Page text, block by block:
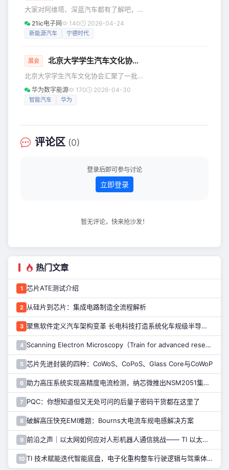
运绿色干线中，交能融合发展的可视化
范本。 极速补能更无惧复杂工况 本次路
跑项目全程达1116公里，聚焦新疆煤炭
多、地形复杂甚至
大家对阿维塔、深蓝汽车都有了解吧，
这两大汽车品牌将要进行战略性整合
了！日前，在长安汽车集团全球战略发
进行战略性整合，到2030年形成150万
50万辆，深蓝汽车100万辆。 我们先来
介绍一下这两大汽车品牌：阿维塔科技
成立于2018年，由长安汽车、华为、宁
21ic电子网 140 2026-04-24
新能源汽车 宁德时代
展会 北京大学学生汽车文化协会走进
北京大学学生汽车文化协会汇聚了一批
对汽车科技抱有浓厚兴趣与研究能力的
优秀青年学子，始终致力于链接产业前
动域等前沿技术趋势的理解，打造学生
团体与顶尖科技企业互动的新范式。 4
车展览会在中国国际展览中心（顺义
馆）和首都国际会展中心举行，华为
华为数字能源 170 2026-04-30
智能汽车 华为
评论区 (0)
登录后即可参与讨论
立即登录
暂无评论，快来抢沙发！
热门文章
1 芯片ATE测试介绍
2 从硅片到芯片：集成电路制造全流程解析
3 聚焦软件定义汽车架构变革 长电科技打造系统化车规级半导体封测能力
4 Scanning Electron Microscopy（Train for advanced research）扫描电子显微镜介绍（二）
5 芯片先进封装的四种：CoWoS、CoPoS、Glass Core与CoWoP
6 助力高压系统实现高精度电流检测，纳芯微推出NSM2051集成式霍尔电流传感器
7 PQC：你想知道但又无处可问的后量子密码干货都在这里了
8 破解高压快充EMI难题：Bourns大电流车规电感解决方案
9 前沿之声｜以太网如何应对人形机器人通信挑战—— TI 以太网产品系列助力解决
10 TI 技术赋能迭代智能底盘，电子化重构整车行驶逻辑与驾乘体验